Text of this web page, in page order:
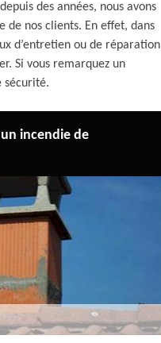
des années, nous avons
de nos clients. En effet, dans
d’entretien ou de réparation
Si vous remarquez un
sécurité.
incendie de